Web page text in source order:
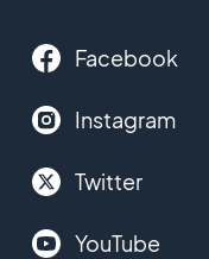
Facebook
Instagram
Twitter
YouTube